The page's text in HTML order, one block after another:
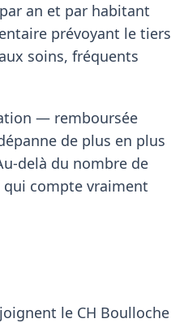
an et par habitant
prévoyant le tiers
soins, fréquents
— remboursée
de plus en plus
delà du nombre de
compte vraiment
le CH Boulloche